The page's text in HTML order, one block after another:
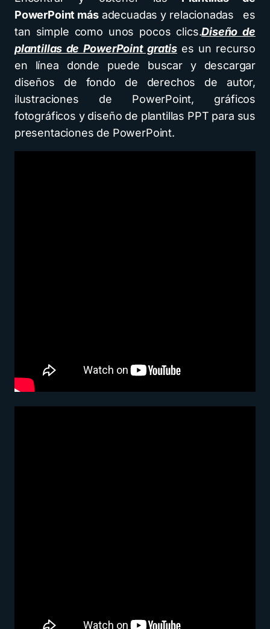
PowerPoint másadecuadas y relacionadas es
tan simple como unos pocos clics.Diseño de
plantillas de PowerPoint gratises un recurso
en línea donde puede buscar y descargar
diseños de fondo de derechos de autor,
ilustraciones de PowerPoint, gráficos
fotográficos y diseño de plantillas PPT para sus
presentaciones de PowerPoint.